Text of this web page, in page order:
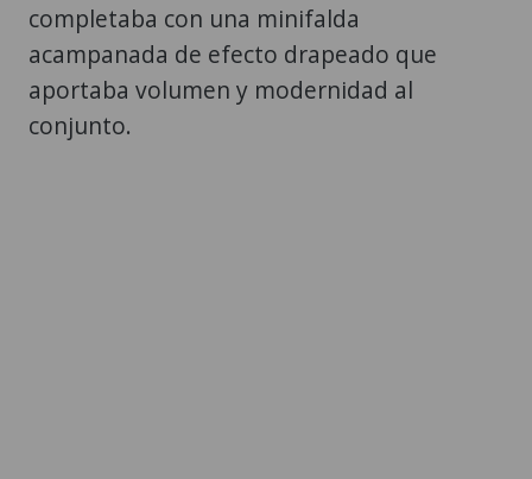
completaba con una minifalda
acampanada de efecto drapeado que
aportaba volumen y modernidad al
conjunto.